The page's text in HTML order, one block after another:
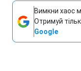
Вимкни хаос
Отримуй
Google